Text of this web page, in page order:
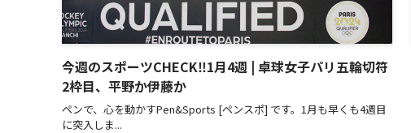
今週のスポーツCHECK‼1月4週 | 卓球女子パリ五輪切符
2枠目、平野か伊藤か
ペンで、心を動かすPen&Sports [ペンスポ] です。1月も早くも4週目
に突入しま...